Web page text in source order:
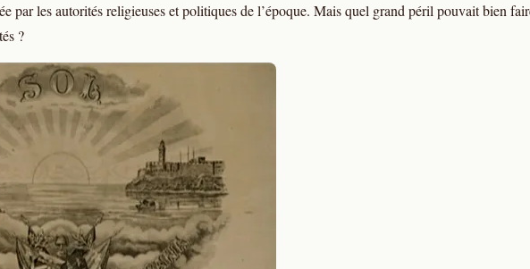
par les autorités religieuses et politiques de l’époque. Mais quel grand péril pouvait bien
?